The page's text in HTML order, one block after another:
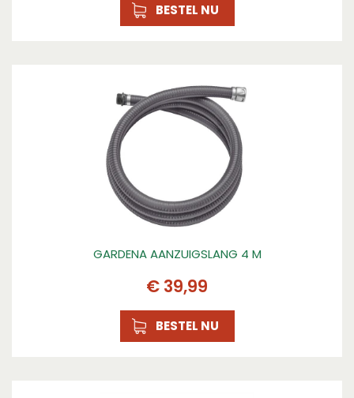
BESTEL NU
GARDENA AANZUIGSLANG 4 M
€ 39,99
BESTEL NU